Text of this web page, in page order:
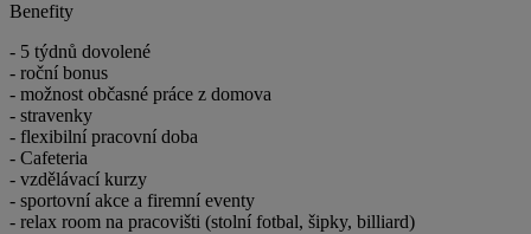
Benefity
- 5 týdnů dovolené
- roční bonus
- možnost občasné práce z domova
- stravenky
- flexibilní pracovní doba
- Cafeteria
- vzdělávací kurzy
- sportovní akce a firemní eventy
- relax room na pracovišti (stolní fotbal, šipky, billiard)